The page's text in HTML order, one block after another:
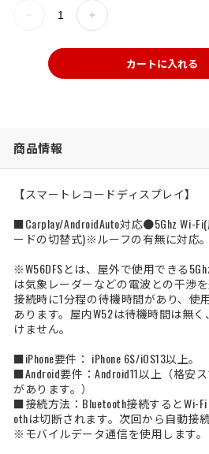
カートに入れる
商品情報
【スマートレコードディスプレイ】
■Carplay/AndroidAuto対応●5Ghz Wi-
ードの切替式)※ルーフの有無に対応。
※W56DFSとは、屋外で使用できる
は気象レーダーなどの電波との干渉
接続時に1分程の待機時間があり、使
あります。屋内W52は待機時間は無
けません。
■iPhone要件： iPhone 6S/iOS13以上。
■Android要件：Android11以上（格安
があります。）
■接続方法：Bluetooth接続するとWi-
othは切断されます。次回から自動接続
※モバイルデータ通信を使用します。